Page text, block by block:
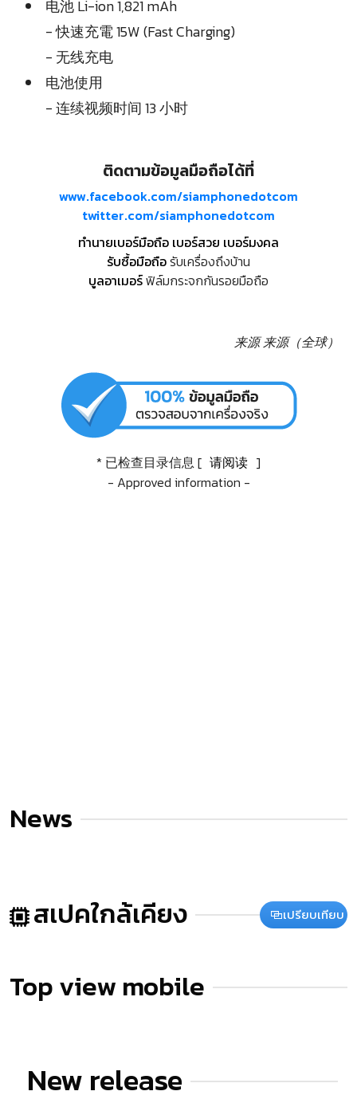
电池 Li-ion 1,821 mAh
- 快速充電 15W (Fast Charging)
- 无线充电
电池使用
- 连续视频时间 13 小时
ติดตามข้อมูลมือถือได้ที่
www.facebook.com/siamphonedotcom
twitter.com/siamphonedotcom
ทำนายเบอร์มือถือ เบอร์สวย เบอร์มงคล
รับซื้อมือถือรับเครื่องถึงบ้าน
บูลอาเมอร์ฟิล์มกระจกกันรอยมือถือ
来源来源（全球）
* 已检查目录信息 [ 请阅读 ]
- Approved information -
News
สเปคใกล้เคียง เปรียบเทียบ
Top view mobile
New release